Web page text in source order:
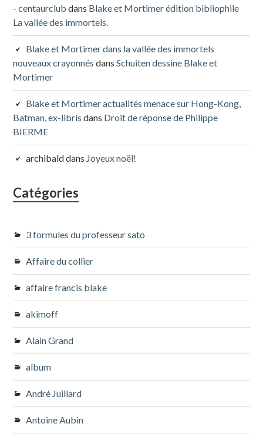
- centaurclub dans Blake et Mortimer édition bibliophile
La vallée des immortels.
Blake et Mortimer dans la vallée des immortels
nouveaux crayonnés dansSchuiten dessine Blake et
Mortimer
Blake et Mortimer actualités menace sur Hong-Kong,
Batman, ex-libris dans Droit de réponse de Philippe
BIERME
archibalddans Joyeux noël!
Catégories
3 formules du professeur sato
Affaire du collier
affaire francis blake
akimoff
Alain Grand
album
André Juillard
Antoine Aubin